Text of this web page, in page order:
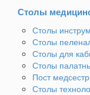
Столы
Столы
Столы
Столы для
Столы
Пост
Столы